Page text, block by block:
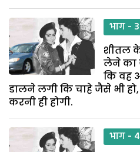
भाग - 3
शीतल
लेने का
कि वह
डालने लगी कि चाहे जैसे भी हो,
करनी ही होगी.
भाग - 4